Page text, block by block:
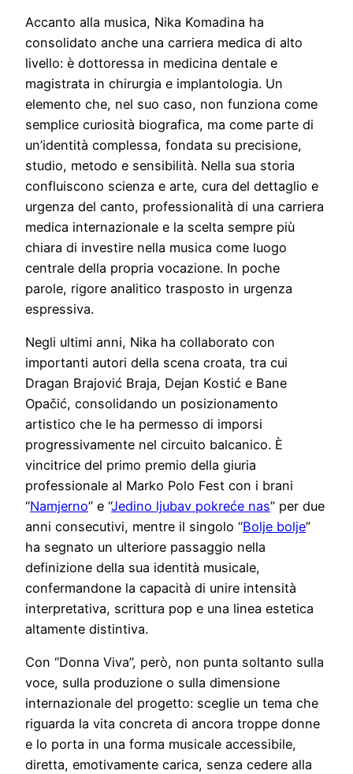
Accanto alla musica, Nika Komadina ha
consolidato anche una carriera medica di alto
livello: è dottoressa in medicina dentale e
magistrata in chirurgia e implantologia. Un
elemento che, nel suo caso, non funziona come
semplice curiosità biografica, ma come parte di
un’identità complessa, fondata su precisione,
studio, metodo e sensibilità. Nella sua storia
confluiscono scienza e arte, cura del dettaglio e
urgenza del canto, professionalità di una carriera
medica internazionale e la scelta sempre più
chiara di investire nella musica come luogo
centrale della propria vocazione. In poche
parole, rigore analitico trasposto in urgenza
espressiva.
Negli ultimi anni, Nika ha collaborato con
importanti autori della scena croata, tra cui
Dragan Brajović Braja, Dejan Kostić e Bane
Opačić, consolidando un posizionamento
artistico che le ha permesso di imporsi
progressivamente nel circuito balcanico. È
vincitrice del primo premio della giuria
professionale al Marko Polo Fest con i brani
“Namjerno” e “Jedino ljubav pokreće nas” per due
anni consecutivi, mentre il singolo “Bolje bolje”
ha segnato un ulteriore passaggio nella
definizione della sua identità musicale,
confermandone la capacità di unire intensità
interpretativa, scrittura pop e una linea estetica
altamente distintiva.
Con “Donna Viva”, però, non punta soltanto sulla
voce, sulla produzione o sulla dimensione
internazionale del progetto: sceglie un tema che
riguarda la vita concreta di ancora troppe donne
e lo porta in una forma musicale accessibile,
diretta, emotivamente carica, senza cedere alla